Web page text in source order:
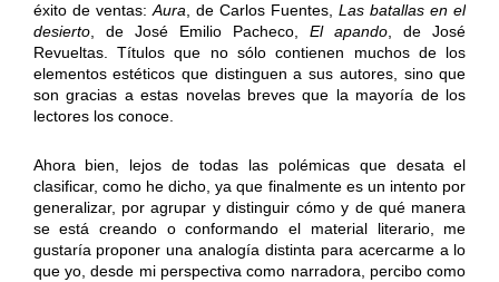
éxito de ventas: Aura , de Carlos Fuentes,Las batallas en el
desierto, de José Emilio Pacheco,El apando , de José
Revueltas. Títulos que no sólo contienen muchos de los
elementos estéticos que distinguen a sus autores, sino que
son gracias a estas novelas breves que la mayoría de los
lectores los conoce.
Ahora bien, lejos de todas las polémicas que desata el
clasificar, como he dicho, ya que finalmente es un intento por
generalizar, por agrupar y distinguir cómo y de qué manera
se está creando o conformando el material literario, me
gustaría proponer una analogía distinta para acercarme a lo
que yo, desde mi perspectiva como narradora, percibo como